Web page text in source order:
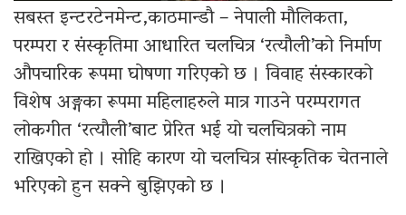
सबस्त इन्टरटेनमेन्ट,काठमान्डौ – नेपाली मौलिकता,
परम्परा र संस्कृतिमा आधारित चलचित्र ‘रत्यौली’को निर्माण
औपचारिक रूपमा घोषणा गरिएको छ । विवाह संस्कारको
विशेष अङ्गका रूपमा महिलाहरुले मात्र गाउने परम्परागत
लोकगीत ‘रत्यौली’बाट प्रेरित भई यो चलचित्रको नाम
राखिएको हो । सोहि कारण यो चलचित्र सांस्कृतिक चेतनाले
भरिएको हुन सक्ने बुझिएको छ ।